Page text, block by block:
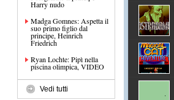
Harry nudo
Madga Gomnes: Aspetta il
suo primo figlio dal
principe, Heinrich
Friedrich
Ryan Lochte: Pipì nella
piscina olimpica, VIDEO
Vedi tutti